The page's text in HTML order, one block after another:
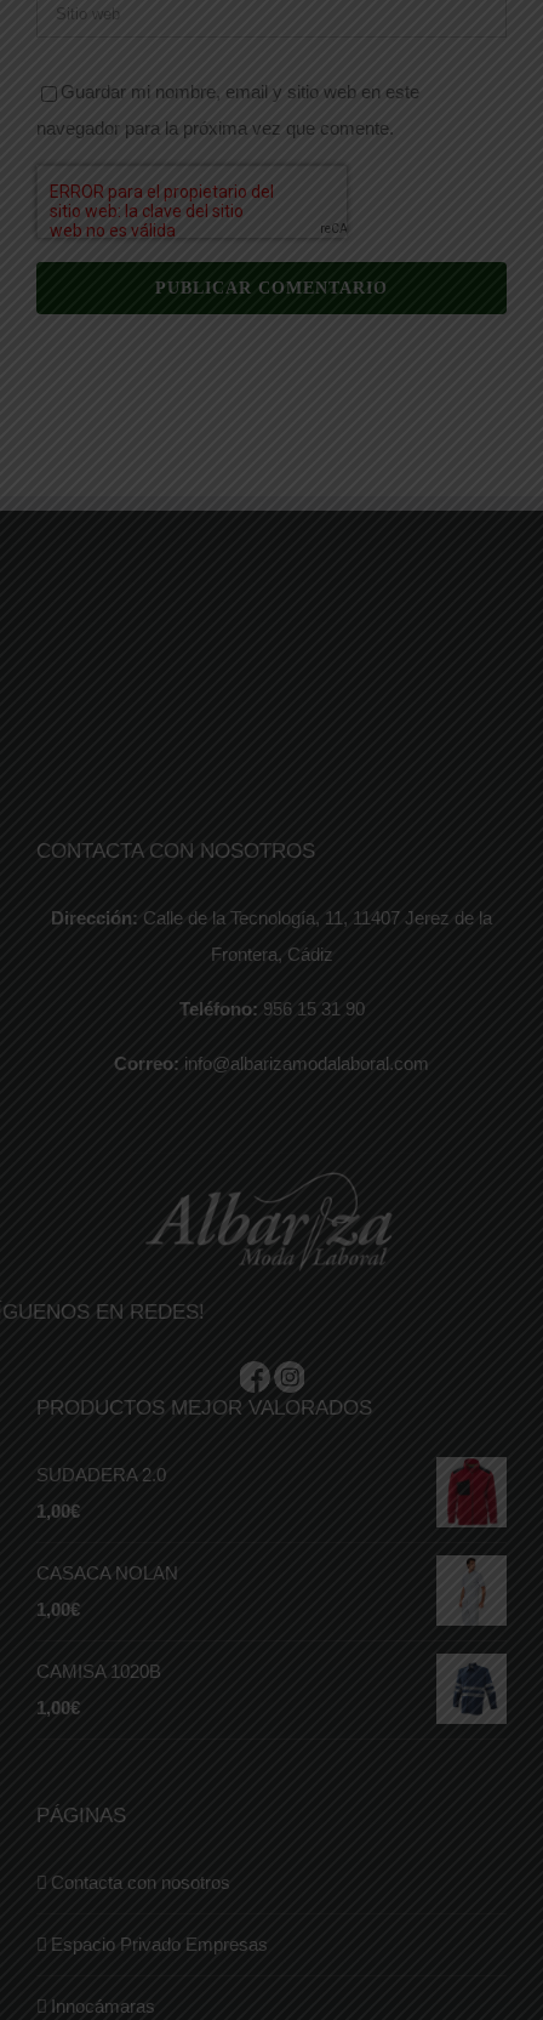
Guardar mi nombre, email y sitio web en este
navegador para la próxima vez que comente.
CONTACTA CON NOSOTROS
Dirección: Calle de la Tecnología, 11, 11407 Jerez de la
Frontera, Cádiz
Teléfono: 956 15 31 90
Correo: info@albarizamodalaboral.com
EN REDES!
PRODUCTOS MEJOR VALORADOS
SUDADERA 2.0
1,00€
CASACA NOLAN
1,00€
CAMISA 1020B
1,00€
PÁGINAS
Contacta con nosotros
Espacio Privado Empresas
Innocámaras